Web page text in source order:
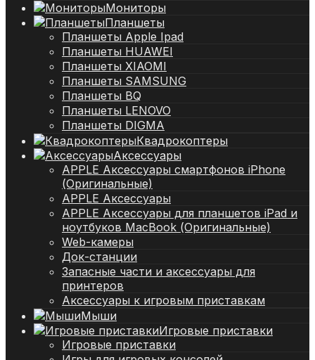
Мониторы
Планшеты
Планшеты Apple Ipad
Планшеты HUAWEI
Планшеты XIAOMI
Планшеты SAMSUNG
Планшеты BQ
Планшеты LENOVO
Планшеты DIGMA
Квадрокоптеры
Аксессуары
APPLE Аксессуары смартфонов iPhone
(Оригинальные)
APPLE Аксессуары
APPLE Аксессуары для планшетов iPad и
ноутбуков MacBook (Оригинальные)
Web-камеры
Док-станции
Запасные части и аксессуары для
принтеров
Аксессуары к игровым приставкам
Мыши
Игровые приставки
Игровые приставки